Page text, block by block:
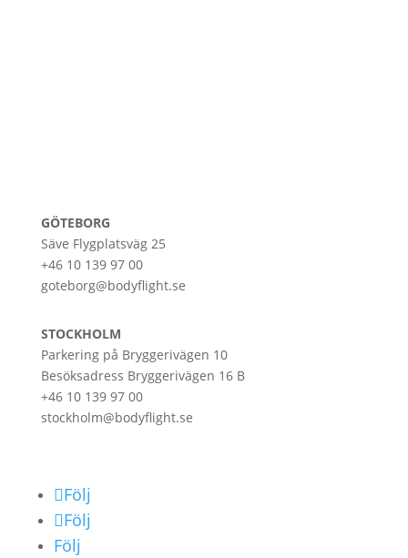
GÖTEBORG
Säve Flygplatsväg 25
+46 10 139 97 00
goteborg@bodyflight.se
STOCKHOLM
Parkering på Bryggerivägen 10
Besöksadress Bryggerivägen 16 B
+46 10 139 97 00
stockholm@bodyflight.se
Följ
Följ
Följ